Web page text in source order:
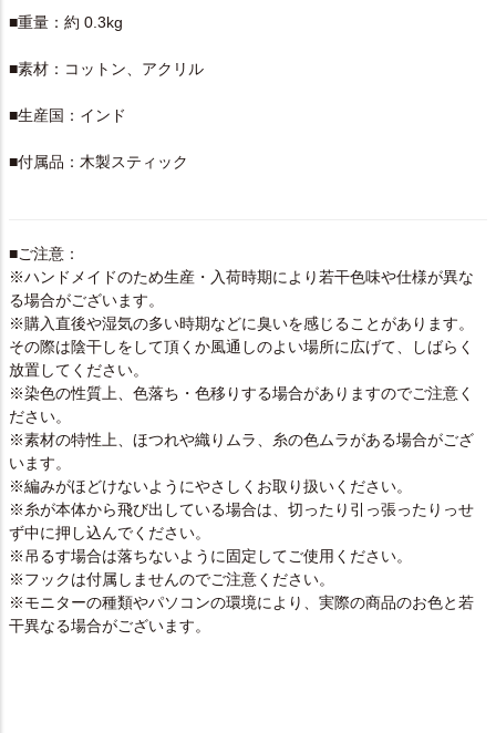
■重量：約 0.3kg
■素材：コットン、アクリル
■生産国：インド
■付属品：木製スティック
■ご注意：
※ハンドメイドのため生産・入荷時期により若干色味や仕様が異な
る場合がございます。
※購入直後や湿気の多い時期などに臭いを感じることがあります。
その際は陰干しをして頂くか風通しのよい場所に広げて、しばらく
放置してください。
※染色の性質上、色落ち・色移りする場合がありますのでご注意く
ださい。
※素材の特性上、ほつれや織りムラ、糸の色ムラがある場合がござ
います。
※編みがほどけないようにやさしくお取り扱いください。
※糸が本体から飛び出している場合は、切ったり引っ張ったりっせ
ず中に押し込んでください。
※吊るす場合は落ちないように固定してご使用ください。
※フックは付属しませんのでご注意ください。
※モニターの種類やパソコンの環境により、実際の商品のお色と若
干異なる場合がございます。